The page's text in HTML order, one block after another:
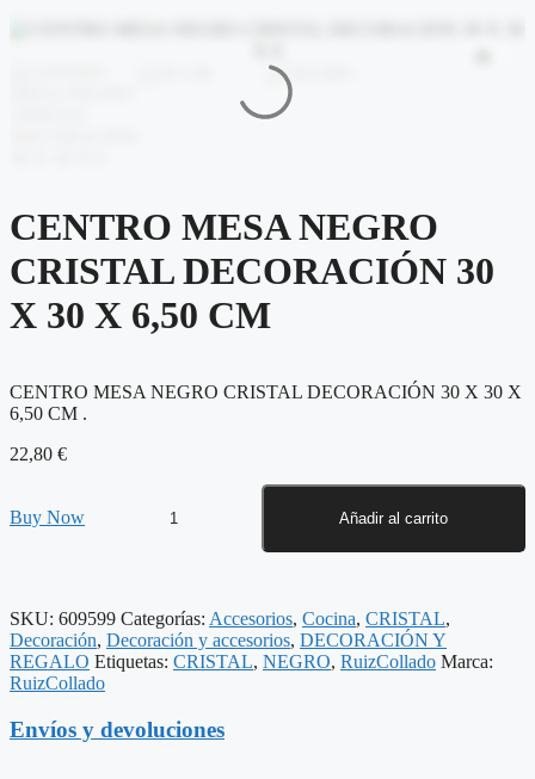
CENTRO MESA NEGRO
CRISTAL DECORACIÓN 30
X 30 X 6,50 CM
CENTRO MESA NEGRO CRISTAL DECORACIÓN 30 X 30 X
6,50 CM .
22,80 €
Buy Now
CENTRO
30
X
30
CM
Añadir al carrito
SKU: 609599 Categorías: Accesorios, Cocina, CRISTAL,
Decoración, Decoración y accesorios, DECORACIÓN Y
REGALO Etiquetas: CRISTAL, NEGRO, RuizCollado Marca:
RuizCollado
Envíos y devoluciones